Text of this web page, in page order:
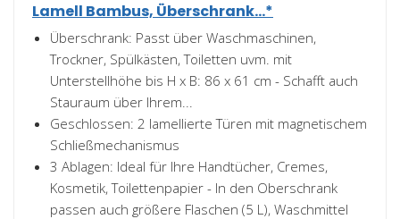
Lamell Bambus, Überschrank...*
Überschrank: Passt über Waschmaschinen,
Trockner, Spülkästen, Toiletten uvm. mit
Unterstellhöhe bis H x B: 86 x 61 cm - Schafft auch
Stauraum über Ihrem...
Geschlossen: 2 lamellierte Türen mit magnetischem
Schließmechanismus
3 Ablagen: Ideal für Ihre Handtücher, Cremes,
Kosmetik, Toilettenpapier - In den Oberschrank
passen auch größere Flaschen (5 L), Waschmittel